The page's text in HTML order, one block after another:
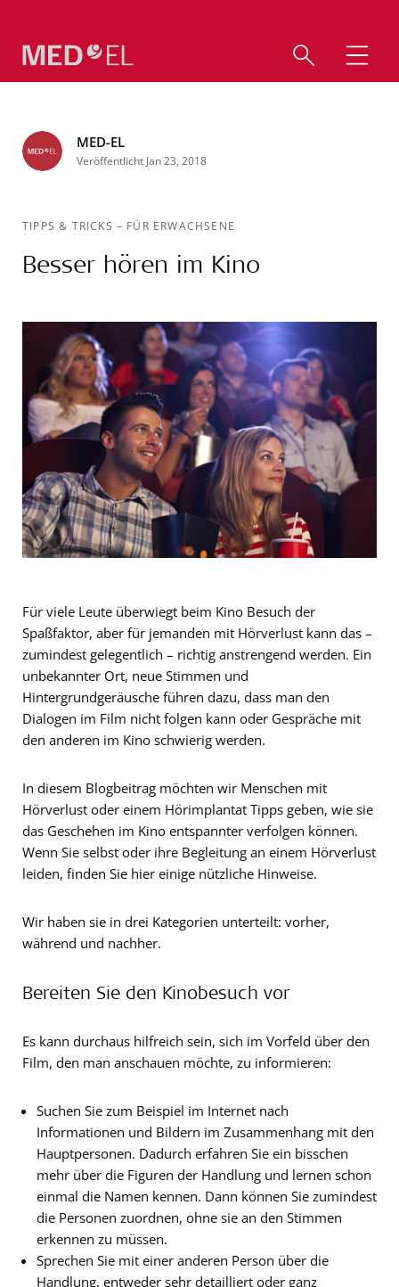
MED-EL
Veröffentlicht Jan 23, 2018
TIPPS & TRICKS – FÜR ERWACHSENE
Besser hören im Kino
Für viele Leute überwiegt beim Kino Besuch der
Spaßfaktor, aber für jemanden mit Hörverlust kann das –
zumindest gelegentlich – richtig anstrengend werden. Ein
unbekannter Ort, neue Stimmen und
Hintergrundgeräusche führen dazu, dass man den
Dialogen im Film nicht folgen kann oder Gespräche mit
den anderen im Kino schwierig werden.
In diesem Blogbeitrag möchten wir Menschen mit
Hörverlust oder einem Hörimplantat Tipps geben, wie sie
das Geschehen im Kino entspannter verfolgen können.
Wenn Sie selbst oder ihre Begleitung an einem Hörverlust
leiden, finden Sie hier einige nützliche Hinweise.
Wir haben sie in drei Kategorien unterteilt: vorher,
während und nachher.
Bereiten Sie den Kinobesuch vor
Es kann durchaus hilfreich sein, sich im Vorfeld über den
Film, den man anschauen möchte, zu informieren:
Suchen Sie zum Beispiel im Internet nach
Informationen und Bildern im Zusammenhang mit den
Hauptpersonen. Dadurch erfahren Sie ein bisschen
mehr über die Figuren der Handlung und lernen schon
einmal die Namen kennen. Dann können Sie zumindest
die Personen zuordnen, ohne sie an den Stimmen
erkennen zu müssen.
Sprechen Sie mit einer anderen Person über die
Handlung, entweder sehr detailliert oder ganz